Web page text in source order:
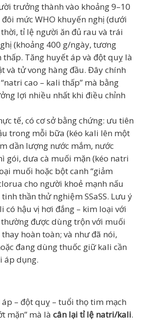
trưởng thành vào khoảng 9–10
mức WHO khuyến nghị (dưới
tỉ lệ người ăn đủ rau và trái
(khoảng 400 g/ngày, tương
thấp. Tăng huyết áp và đột quỵ là
và tử vong hàng đầu. Đây chính
cao – kali thấp” mà bằng
lợi nhiều nhất khi điều chỉnh
tế, có cơ sở bằng chứng: ưu tiên
trong mỗi bữa (kéo kali lên một
dần lượng nước mắm, nước
gói, dưa cà muối mặn (kéo natri
muối hoặc bột canh “giảm
cho người khoẻ mạnh nấu
thần thử nghiệm SSaSS. Lưu ý
có hậu vị hơi đắng – kim loại với
được dùng trộn với muối
hoàn toàn; và như đã nói,
đang dùng thuốc giữ kali cần
áp dụng.
– đột quỵ – tuổi thọ tim mạch
mặn” mà là cân lại tỉ lệ natri/kali.